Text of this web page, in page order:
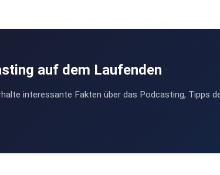
auf dem Laufenden
interessante Fakten über das Podcasting, Tipps